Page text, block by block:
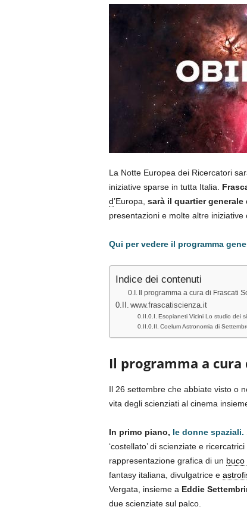
La Notte Europea dei Ricercatori
iniziative sparse in tutta Italia.
d’Europa, sarà il quartier generale
presentazioni e molte altre
Qui per vedere il programma
Indice dei contenuti
Il programma a cura di Frascati
www.frascatiscienza.it
Esopianeti Vicini Lo studio dei
Coelum Astronomia di
Il programma a cura
Il 26 settembre che abbiate visto o
vita degli scienziati al cinema
In primo piano, le donne spaziali.
‘costellato’ di scienziate e
rappresentazione grafica di un buco
fantasy italiana, divulgatrice e
Vergata, insieme a Eddie
due scienziate sul palco.